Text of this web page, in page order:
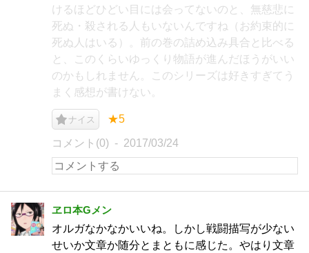
けるほどひどい目には会ってないのと、無慈悲に
死ぬ・殺される人もいないんですね（お約束的に
死ぬ人はいる）。前の巻の詰め込み具合と比べる
と、このくらいゆっくり物語が進んだほうがいい
のかもしれません。このシリーズは好きすぎてう
まく感想が書けない。
ナイス ★5
コメント(0) 2017/03/24
ヱロ本Gメン
オルガなかなかいいね。しかし戦闘描写が少ない
せいか文章か随分とまともに感じた。やはり文章